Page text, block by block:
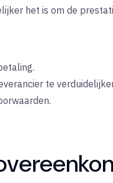
het is om de
te